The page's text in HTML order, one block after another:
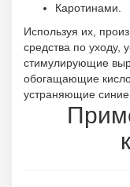
Каротинами.
Используя их,
средства по уходу,
стимулирующие
обогащающие
устраняющие синие